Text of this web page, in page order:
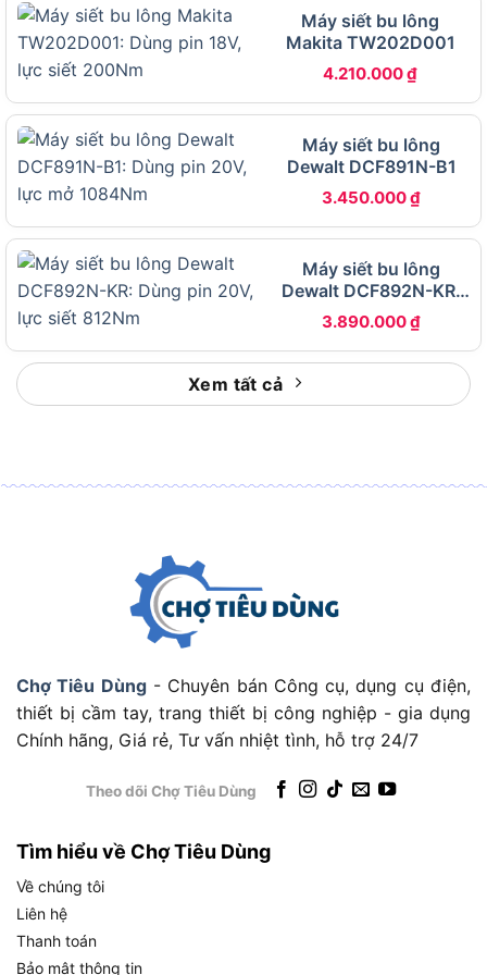
ONEFHIWF34 bao gồm những gì?
Thông số kỹ thuật Milwaukee M18 ONEFHIWF34
ốc tối đa 2032 Nm, đầu khẩu 3/4 inch cạnh
vuông, tốc độ đập lên đến 2400 lần/phút, trọng
lượng thân máy 2,8 kg và chiều dài 218 mm.
Bảng dưới đây tổng hợp đầy đủ các thông số kỹ
thuật của Milwaukee M18 ONEFHIWF34, giúp bạn
nắm rõ toàn bộ năng lực hoạt động của máy
trước khi đưa ra quyết định:
THÔNG SỐ KỸ
GIÁ TRỊ
Thương hiệu Milwaukee
máy)
Brushless)
Kích thước đầu
3/4 inch cạnh vuông (vòng ma sát)
mức)
702 / 1138 / 1627 / 1627 Nm
Lực mở ốc tối đa
2032 Nm
Tốc độ không tải
Đường kính ốc tối
đa
Chiều dài thân máy
Trọng lượng thân
Máy siết bu lông
Makita TW202D001
4.210.000₫
Máy siết bu lông
Dewalt DCF891N-B1
3.450.000₫
Máy siết bu lông
Dewalt DCF892N-KR:
Dùng pin 20V, lực siết
812Nm
3.890.000₫
Xem tất cả
Chợ Tiêu Dùng- Chuyên bán Công cụ, dụng cụ điện,
thiết bị cầm tay, trang thiết bị công nghiệp - gia dụng
Chính hãng, Giá rẻ, Tư vấn nhiệt tình, hỗ trợ 24/7
Theo dõi Chợ Tiêu Dùng
Tìm hiểu về Chợ Tiêu Dùng
Về chúng tôi
Liên hệ
Thanh toán
Bảo mật thông tin